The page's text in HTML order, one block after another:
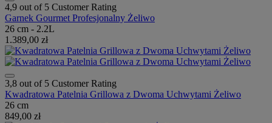
4,9 out of 5 Customer Rating
Garnek Gourmet Profesjonalny Żeliwo
26 cm - 2.2L
1.389,00 zł
3,8 out of 5 Customer Rating
Kwadratowa Patelnia Grillowa z Dwoma Uchwytami Żeliwo
26 cm
849,00 zł